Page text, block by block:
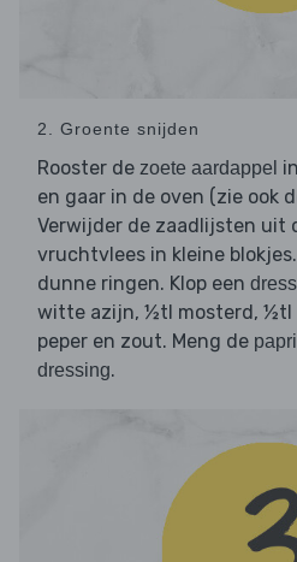
2. Groente snijden
Rooster de zoete aardappel
en gaar in de oven (zie ook
Verwijder de zaadlijsten uit
vruchtvlees in kleine
dunne ringen. Klop een
witte azijn, ½tl mosterd, ½tl
peper en zout. Meng de
dressing.